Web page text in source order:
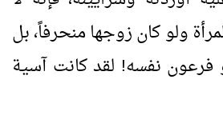
ولو كان زوجها منحرفاً، بل
فرعون نفسه! لقد كانت آسية